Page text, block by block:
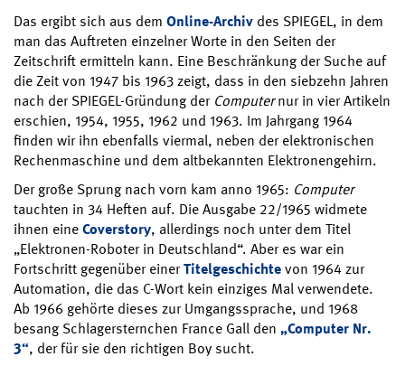
Das ergibt sich aus dem Online-Archiv des SPIEGEL, in dem
man das Auftreten einzelner Worte in den Seiten der
Zeitschrift ermitteln kann. Eine Beschränkung der Suche auf
die Zeit von 1947 bis 1963 zeigt, dass in den siebzehn Jahren
nach der SPIEGEL-Gründung der Computernur in vier Artikeln
erschien, 1954, 1955, 1962 und 1963. Im Jahrgang 1964
finden wir ihn ebenfalls viermal, neben der elektronischen
Rechenmaschine und dem altbekannten Elektronengehirn.
Der große Sprung nach vorn kam anno 1965: Computer
tauchten in 34 Heften auf. Die Ausgabe 22/1965 widmete
ihnen eineCoverstory, allerdings noch unter dem Titel
„Elektronen-Roboter in Deutschland“. Aber es war ein
Fortschritt gegenüber einerTitelgeschichtevon 1964 zur
Automation, die das C-Wort kein einziges Mal verwendete.
Ab 1966 gehörte dieses zur Umgangssprache, und 1968
besang Schlagersternchen France Gall den „Computer Nr.
3“, der für sie den richtigen Boy sucht.